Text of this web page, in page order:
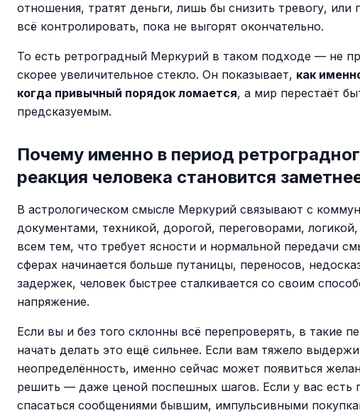
отношения, тратят деньги, лишь бы снизить тревогу, или
всё контролировать, пока не выгорят окончательно.
То есть ретроградный Меркурий в таком подходе — не
скорее увеличительное стекло. Он показывает, как
когда привычный порядок ломается, а мир перестаёт
предсказуемым.
Почему именно в период
реакция человека становится
В астрологическом смысле Меркурий связывают с
документами, техникой, дорогой, переговорами,
всем тем, что требует ясности и нормальной передачи
сферах начинается больше путаницы, переносов,
задержек, человек быстрее сталкивается со своим
напряжение.
Если вы и без того склонны всё перепроверять, в такие
начать делать это ещё сильнее. Если вам тяжело
неопределённость, именно сейчас может появиться
решить — даже ценой поспешных шагов. Если у вас есть
спасаться сообщениями бывшим, импульсивными